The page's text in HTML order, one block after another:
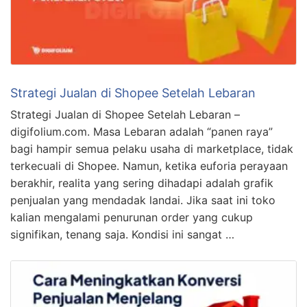
Strategi Jualan di Shopee Setelah Lebaran
Strategi Jualan di Shopee Setelah Lebaran –
digifolium.com. Masa Lebaran adalah “panen raya”
bagi hampir semua pelaku usaha di marketplace, tidak
terkecuali di Shopee. Namun, ketika euforia perayaan
berakhir, realita yang sering dihadapi adalah grafik
penjualan yang mendadak landai. Jika saat ini toko
kalian mengalami penurunan order yang cukup
signifikan, tenang saja. Kondisi ini sangat …